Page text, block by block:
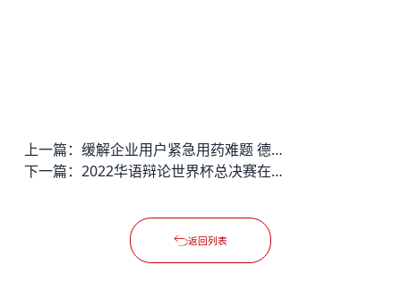
上一篇：
缓解企业用户紧急用药难题 德必集团推出“抗疫共享设备与药房”
下一篇：
2022华语辩论世界杯总决赛在德必天坛WE完美收官
返回列表